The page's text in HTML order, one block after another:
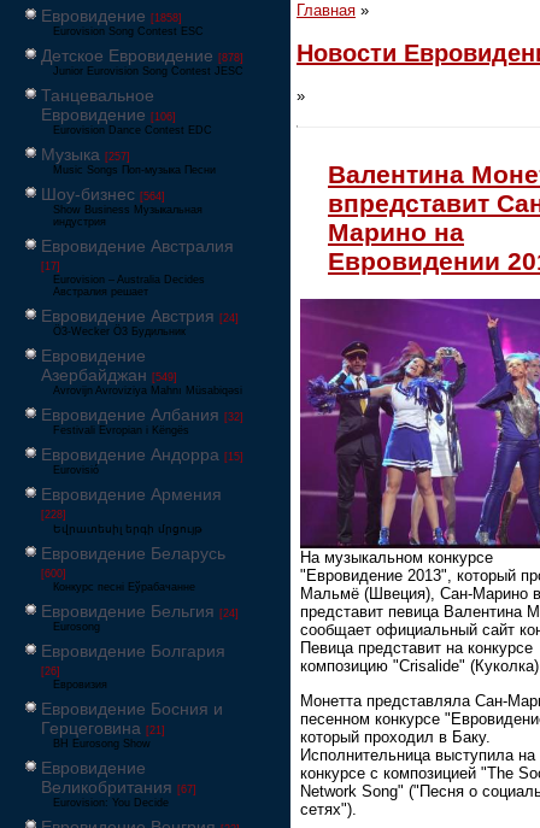
Евровидение [1858]
Eurovision Song Contest ESC
Детское Евровидение [878]
Junior Eurovision Song Contest JESC
Танцевальное
Евровидение [106]
Eurovision Dance Contest EDC
Музыка [257]
Music Songs Поп-музыка Песни
Шоу-бизнес [564]
Show Business Музыкальная
индустрия
Евровидение Австралия
[17]
Eurovision – Australia Decides
Австралия решает
Евровидение Австрия [24]
Ö3-Wecker Ö3 Будильник
Евровидение
Азербайджан [549]
Avrovijn Avroviziya Mahnı Müsabiqəsi
Евровидение Албания [32]
Festivali Evropian i Këngës
Евровидение Андорра [15]
Eurovisió
Евровидение Армения
[228]
Եվրատեսիլ երգի մրցույթ
Евровидение Беларусь
[600]
Конкурс песні Еўрабачанне
Евровидение Бельгия [24]
Eurosong
Евровидение Болгария
[26]
Евровизия
Евровидение Босния и
Герцеговина [21]
BH Eurosong Show
Евровидение
Великобритания [67]
Eurovision: You Decide
Главная »
Новости
»
Валентина
впредставит
Марино на
Евровидении
На музыкальном конкурсе
"Евровидение 2013", который
Мальмё (Швеция), Сан-Марино
представит певица Валентина
сообщает официальный сайт
Певица представит на конкурсе
композицию "Crisalide"
Монетта представляла Сан-
песенном конкурсе
который проходил в Баку.
Исполнительница выступила на
конкурсе с композицией "The
Network Song" ("Песня о
сетях").